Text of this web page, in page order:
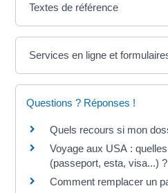
Textes de référence
Services en ligne et
Questions ? Réponses !
Quels recours si mon
Voyage aux USA :
(passeport, esta, visa...) ?
Comment remplacer un